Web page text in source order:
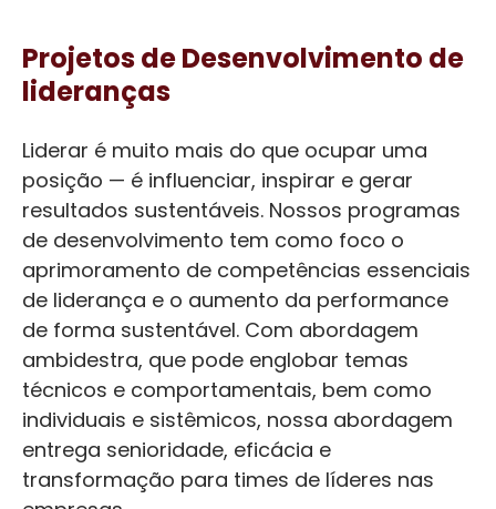
Projetos de Desenvolvimento de
lideranças
Liderar é muito mais do que ocupar uma
posição — é influenciar, inspirar e gerar
resultados sustentáveis. Nossos programas
de desenvolvimento tem como foco o
aprimoramento de competências essenciais
de liderança e o aumento da performance
de forma sustentável. Com abordagem
ambidestra, que pode englobar temas
técnicos e comportamentais, bem como
individuais e sistêmicos, nossa abordagem
entrega senioridade, eficácia e
transformação para times de líderes nas